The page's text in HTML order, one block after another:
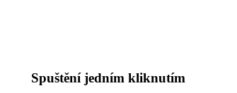
Spuštění jedním kliknutím